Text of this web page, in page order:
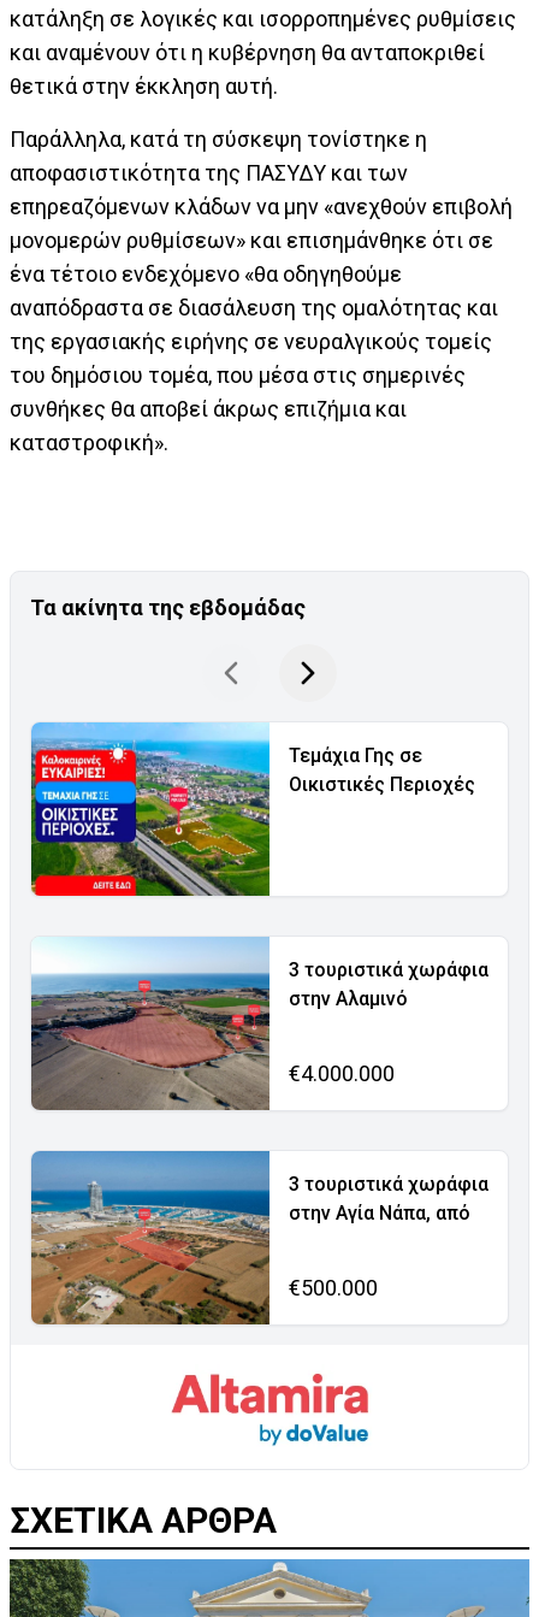
κατάληξη σε λογικές και ισορροπημένες ρυθμίσεις
και αναμένουν ότι η κυβέρνηση θα ανταποκριθεί
θετικά στην έκκληση αυτή.
Παράλληλα, κατά τη σύσκεψη τονίστηκε η
αποφασιστικότητα της ΠΑΣΥΔΥ και των
επηρεαζόμενων κλάδων να μην «ανεχθούν επιβολή
μονομερών ρυθμίσεων» και επισημάνθηκε ότι σε
ένα τέτοιο ενδεχόμενο «θα οδηγηθούμε
αναπόδραστα σε διασάλευση της ομαλότητας και
της εργασιακής ειρήνης σε νευραλγικούς τομείς
του δημόσιου τομέα, που μέσα στις σημερινές
συνθήκες θα αποβεί άκρως επιζήμια και
καταστροφική».
Τα ακίνητα της εβδομάδας
Τεμάχια Γης σε
Οικιστικές Περιοχές
3 τουριστικά χωράφια
στην Αλαμινό
€4.000.000
3 τουριστικά χωράφια
στην Αγία Νάπα, από
€500.000
ΣΧΕΤΙΚΑ ΑΡΘΡΑ